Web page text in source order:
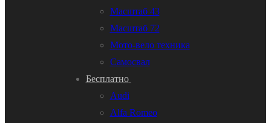
Масштаб 43
Масштаб 72
Мото-вело техника
Самосвал
Бесплатно
Audi
Alfa Romeo